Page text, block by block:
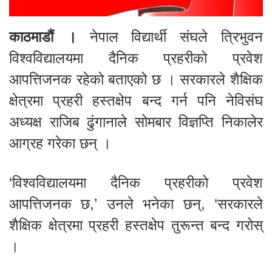
काठमाडौं ।
नेपाल विद्यार्थी संघले त्रिभुवन
विश्वविद्यालयमा दैनिक प्रहरीको प्रवेश
आपत्तिजनक रहेको बताएको छ । सरकारले शैक्षिक
क्षेत्रमा प्रहरी हस्तक्षेप बन्द गर्न पनि नेविसंघ
अध्यक्ष राजिब ढुंगानाले सोमबार विज्ञप्ति निकालेर
आग्रह गरेका छन् ।
‘विश्वविद्यालयमा दैनिक प्रहरीको प्रवेश
आपत्तिजनक छ,’ उनले भनेका छन्, ‘सरकारले
शैक्षिक क्षेत्रमा प्रहरी हस्तक्षेप तुरून्त बन्द गरोस्
।